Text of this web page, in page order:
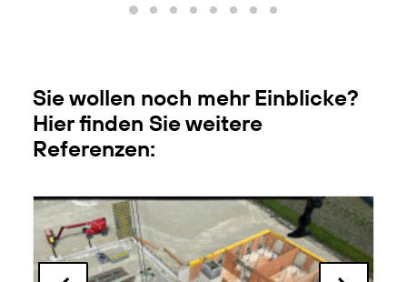
Sie wollen noch mehr Einblicke?
Hier finden Sie weitere
Referenzen: